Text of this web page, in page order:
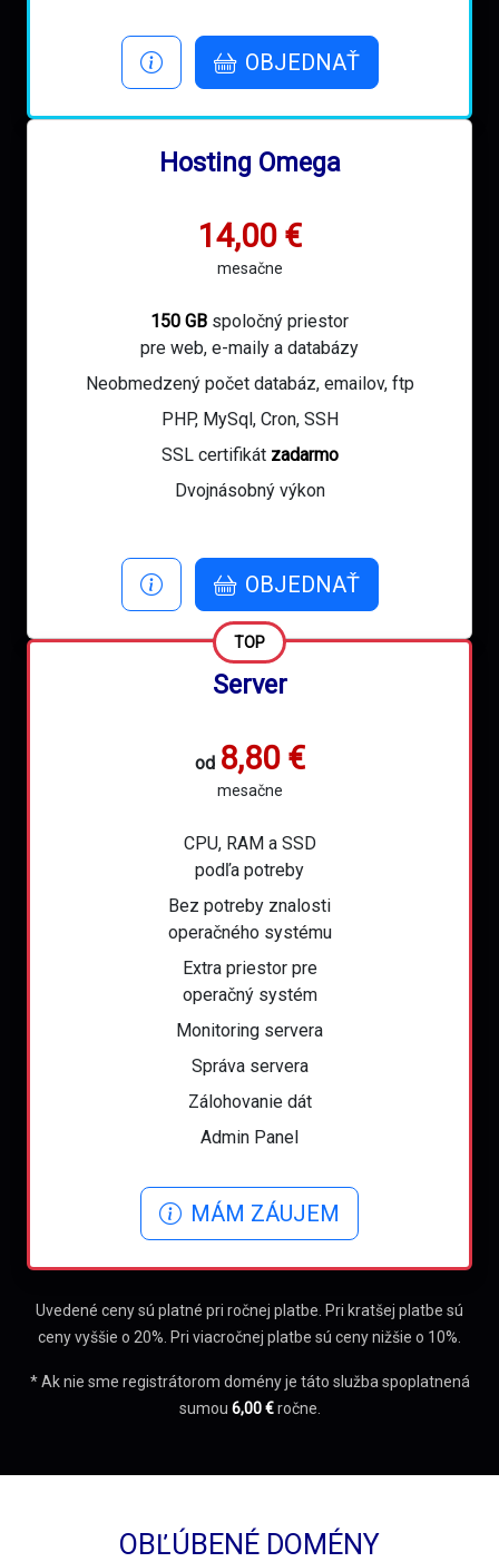
OBJEDNAŤ
Hosting Omega
14,00 €
mesačne
150 GB spoločný priestor
pre web, e-maily a databázy
Neobmedzený počet databáz, emailov, ftp
PHP, MySql, Cron, SSH
SSL certifikát zadarmo
Dvojnásobný výkon
OBJEDNAŤ
TOP
Server
od 8,80 €
mesačne
CPU, RAM a SSD
podľa potreby
Bez potreby znalosti
operačného systému
Extra priestor pre
operačný systém
Monitoring servera
Správa servera
Zálohovanie dát
Admin Panel
MÁM ZÁUJEM
Uvedené ceny sú platné pri ročnej platbe. Pri kratšej platbe sú
ceny vyššie o 20%. Pri viacročnej platbe sú ceny nižšie o 10%.
* Ak nie sme registrátorom domény je táto služba spoplatnená
sumou 6,00 €ročne.
OBĽÚBENÉ DOMÉNY